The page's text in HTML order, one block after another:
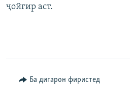
ҷойгир аст.
Ба дигарон фиристед